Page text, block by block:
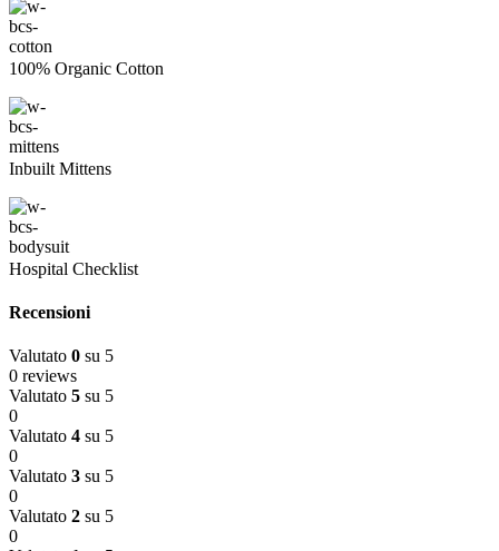
100% Organic Cotton
Inbuilt Mittens
Hospital Checklist
Recensioni
Valutato 0 su 5
0 reviews
Valutato 5 su 5
0
Valutato 4 su 5
0
Valutato 3 su 5
0
Valutato 2 su 5
0